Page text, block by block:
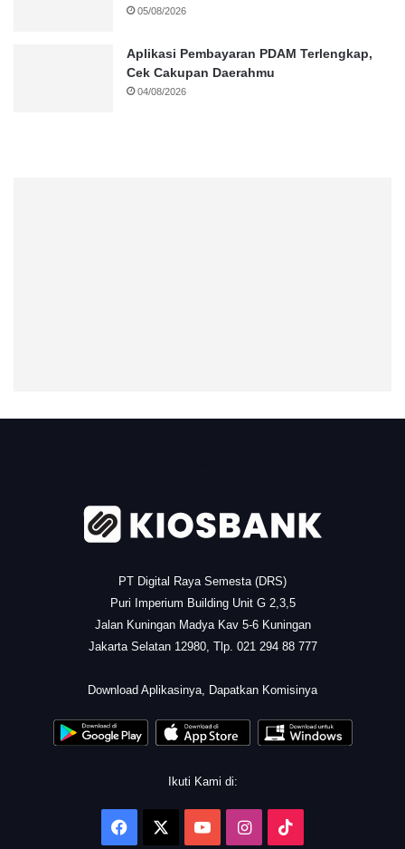
05/08/2026
Aplikasi Pembayaran PDAM Terlengkap,
Cek Cakupan Daerahmu
04/08/2026
PT Digital Raya Semesta (DRS)
Puri Imperium Building Unit G 2,3,5
Jalan Kuningan Madya Kav 5-6 Kuningan
Jakarta Selatan 12980, Tlp. 021 294 88 777
Download Aplikasinya, Dapatkan Komisinya
Ikuti Kami di:
Facebook YouTubeInstagram